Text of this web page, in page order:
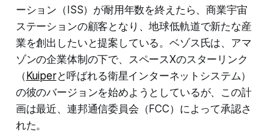
ーション（ISS）が耐用年数を終えたら、商業宇宙
ステーションの顧客となり、地球低軌道で新たな産
業を創出したいと提案している。ベゾス氏は、アマ
ゾンの企業体制の下で、スペースXのスターリンク
（Kuiperと呼ばれる衛星インターネットシステム）
の彼のバージョンを始めようとしているが、この計
画は最近、連邦通信委員会（FCC）によって承認さ
れた。